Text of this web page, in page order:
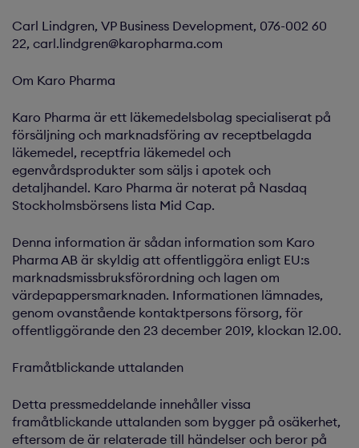
Carl Lindgren, VP Business Development, 076-002 60
22, carl.lindgren@karopharma.com
Om Karo Pharma
Karo Pharma är ett läkemedelsbolag specialiserat på
försäljning och marknadsföring av receptbelagda
läkemedel, receptfria läkemedel och
egenvårdsprodukter som säljs i apotek och
detaljhandel. Karo Pharma är noterat på Nasdaq
Stockholmsbörsens lista Mid Cap.
Denna information är sådan information som Karo
Pharma AB är skyldig att offentliggöra enligt EU:s
marknadsmissbruksförordning och lagen om
värdepappersmarknaden. Informationen lämnades,
genom ovanstående kontaktpersons försorg, för
offentliggörande den 23 december 2019, klockan 12.00.
Framåtblickande uttalanden
Detta pressmeddelande innehåller vissa
framåtblickande uttalanden som bygger på osäkerhet,
eftersom de är relaterade till händelser och beror på